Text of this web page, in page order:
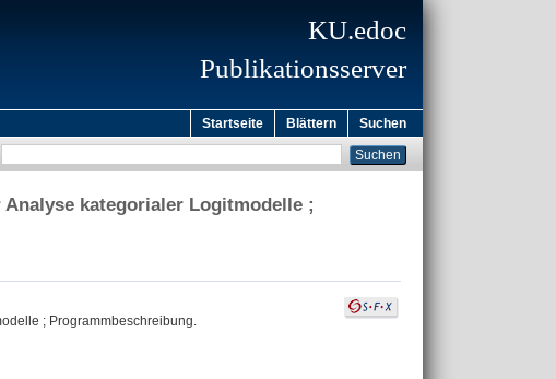
KU.edoc
Publikationsserver
Startseite Blättern Suchen
kategorialer Logitmodelle ;
; Programmbeschreibung.